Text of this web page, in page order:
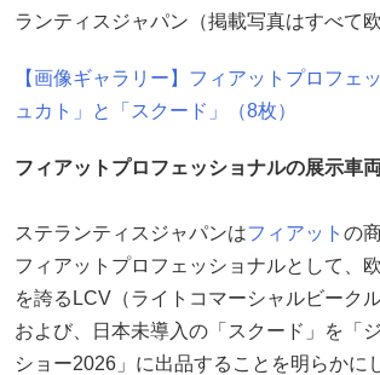
ランティスジャパン（掲載写真はすべて欧
【画像ギャラリー】フィアットプロフェ
ュカト」と「スクード」（8枚）
フィアットプロフェッショナルの展示車
ステランティスジャパンはフィアット の
フィアットプロフェッショナルとして、
を誇るLCV（ライトコマーシャルビーク
および、日本未導入の「スクード」を「
ショー2026」に出品することを明らかに